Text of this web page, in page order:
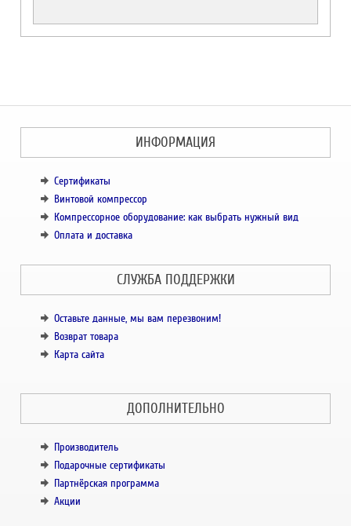
ИНФОРМАЦИЯ
Сертификаты
Винтовой компрессор
Компрессорное оборудование: как выбрать нужный вид
Оплата и доставка
СЛУЖБА ПОДДЕРЖКИ
Оставьте данные, мы вам перезвоним!
Возврат товара
Карта сайта
ДОПОЛНИТЕЛЬНО
Производитель
Подарочные сертификаты
Партнёрская программа
Акции